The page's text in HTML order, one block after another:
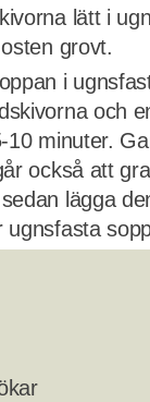
lätt i
grovt.
i
och
10 minuter.
också att
lägga
ugnsfasta